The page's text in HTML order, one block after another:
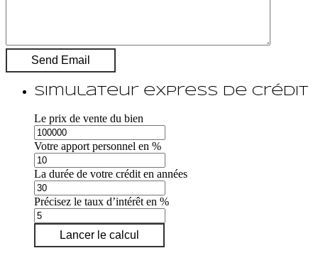
Simulateur express de crédit
Le prix de vente du bien
Votre apport personnel en %
La durée de votre crédit en années
Précisez le taux d’intérêt en %
Lancer le calcul